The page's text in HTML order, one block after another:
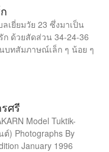
เยี่ยมวัย 23 ซึ่งมาเป็น
ก ด้วยสัดส่วน 34-24-36
บทสัมภาษณ์เล็ก ๆ น้อย ๆ
ศรี
Model Tuktik-
) Photographs By
January 1996